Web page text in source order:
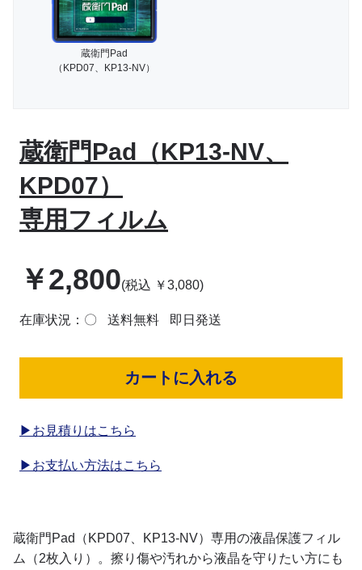
蔵衛門Pad
（KPD07、KP13-NV）
蔵衛門Pad（KP13-NV、
KPD07）
専用フィルム
￥2,800(税込 ￥3,080)
在庫状況：〇 送料無料 即日発送
カートに入れる
▶お見積りはこちら
▶お支払い方法はこちら
蔵衛門Pad（KPD07、KP13-NV）専用の液晶保護フィル
ム（2枚入り）。擦り傷や汚れから液晶を守りたい方にも